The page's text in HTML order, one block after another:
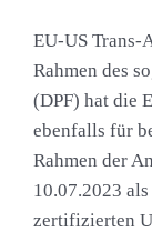
EU-US Trans-
Rahmen des
(DPF) hat die
ebenfalls für
Rahmen der
10.07.2023
zertifizierten